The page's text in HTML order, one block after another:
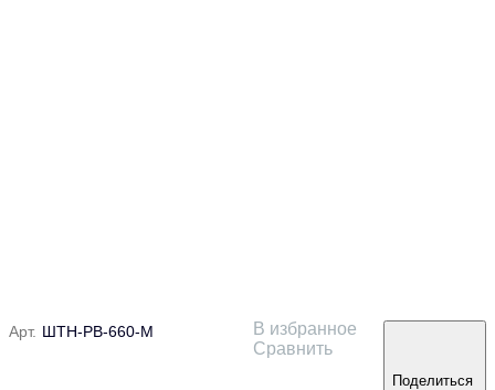
Арт. ШТН-РВ-660-М
В избранное
Сравнить
Поделиться